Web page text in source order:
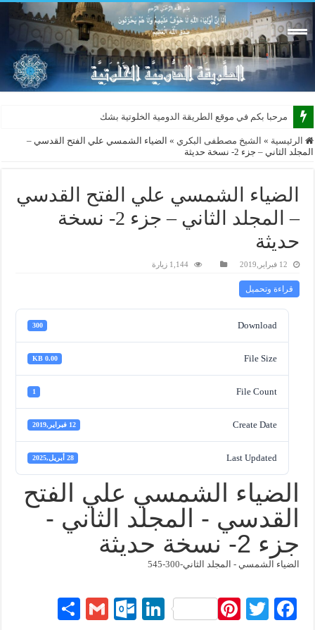
مرحبا بكم في موقع الطريقة الدومية الخلوتية بشكله الجد
الرئيسية » الشيخ مصطفى البكري » الضياء الشمسي علي الفتح القدسي –
المجلد الثاني – جزء 2- نسخة حديثة
الضياء الشمسي علي الفتح القدسي
– المجلد الثاني – جزء 2- نسخة
حديثة
12 فبراير,2019 1,144 زيارة
قراءة وتحميل
Download
300
File Size
0.00 KB
File Count
1
Create Date 12 فبراير,2019
Last Updated 28 أبريل,2025
الضياء الشمسي علي الفتح
القدسي - المجلد الثاني -
جزء 2- نسخة حديثة
الضياء الشمسي - المجلد الثاني-300-545
Fa
T
Li
O
G